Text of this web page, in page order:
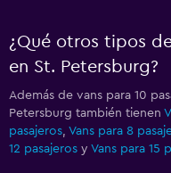
¿Qué otros tipos
en St. Petersburg?
Además de vans para 10
Petersburg también tienen
pasajeros, Vans para 8
12 pasajeros y Vans para 15